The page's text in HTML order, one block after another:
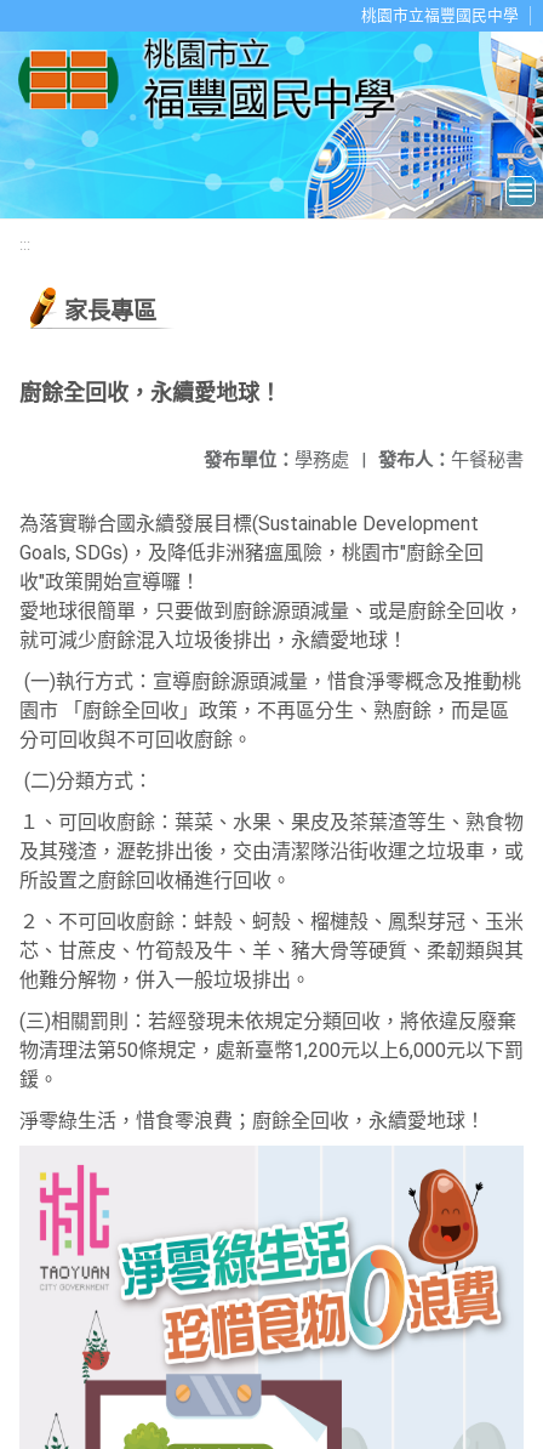
桃園市立福豐國民中學
:::
家長專區
廚餘全回收，永續愛地球！
發布人： 午餐秘書
發布單位： 學務處 |
為落實聯合國永續發展目標(Sustainable Development
Goals, SDGs)，及降低非洲豬瘟風險，桃園市"廚餘全回
收"政策開始宣導囉！
愛地球很簡單，只要做到廚餘源頭減量、或是廚餘全回收，
就可減少廚餘混入垃圾後排出，永續愛地球！
(一)執行方式：宣導廚餘源頭減量，惜食淨零概念及推動桃
園市 「廚餘全回收」政策，不再區分生、熟廚餘，而是區
分可回收與不可回收廚餘。
(二)分類方式：
１、可回收廚餘：葉菜、水果、果皮及茶葉渣等生、熟食物
及其殘渣，瀝乾排出後，交由清潔隊沿街收運之垃圾車，或
所設置之廚餘回收桶進行回收。
２、不可回收廚餘：蚌殼、蚵殼、榴槤殼、鳳梨芽冠、玉米
芯、甘蔗皮、竹筍殼及牛、羊、豬大骨等硬質、柔韌類與其
他難分解物，併入一般垃圾排出。
(三)相關罰則：若經發現未依規定分類回收，將依違反廢棄
物清理法第50條規定，處新臺幣1,200元以上6,000元以下罰
鍰。
淨零綠生活，惜食零浪費；廚餘全回收，永續愛地球！